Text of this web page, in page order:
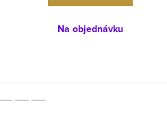
Na objednávku